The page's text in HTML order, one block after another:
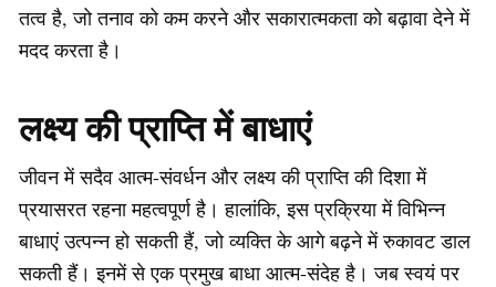
तत्व है, जो तनाव को कम करने और सकारात्मकता को बढ़ावा देने में
मदद करता है।
लक्ष्य की प्राप्ति में बाधाएं
जीवन में सदैव आत्म-संवर्धन और लक्ष्य की प्राप्ति की दिशा में
प्रयासरत रहना महत्वपूर्ण है। हालांकि, इस प्रक्रिया में विभिन्न
बाधाएं उत्पन्न हो सकती हैं, जो व्यक्ति के आगे बढ़ने में रुकावट डाल
सकती हैं। इनमें से एक प्रमुख बाधा आत्म-संदेह है। जब स्वयं पर